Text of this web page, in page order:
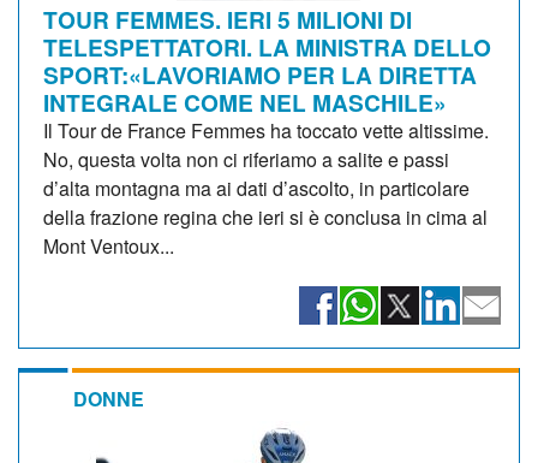
TOUR FEMMES. IERI 5 MILIONI DI
TELESPETTATORI. LA MINISTRA DELLO
SPORT:«LAVORIAMO PER LA DIRETTA
INTEGRALE COME NEL MASCHILE»
Il Tour de France Femmes ha toccato vette altissime.
No, questa volta non ci riferiamo a salite e passi
d’alta montagna ma ai dati d’ascolto, in particolare
della frazione regina che ieri si è conclusa in cima al
Mont Ventoux...
DONNE